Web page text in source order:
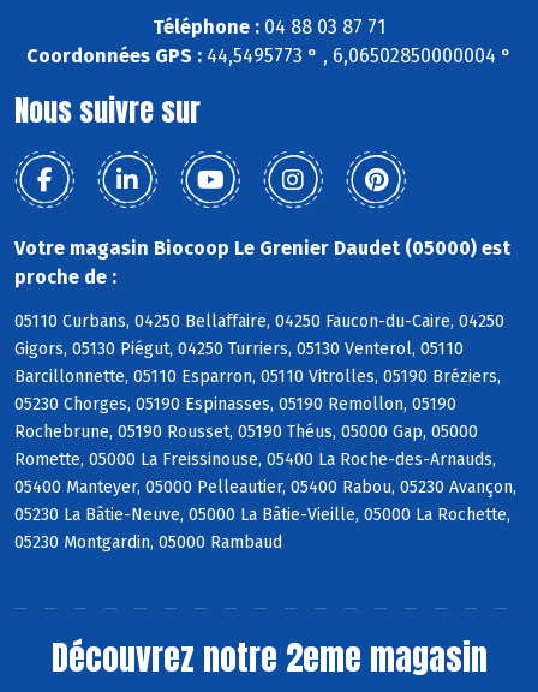
Téléphone : 04 88 03 87 71
Coordonnées GPS : 44,5495773 ° , 6,06502850000004 °
Nous suivre sur
Votre magasin Biocoop Le Grenier Daudet (05000) est
proche de :
05110 Curbans, 04250 Bellaffaire, 04250 Faucon-du-Caire, 04250
Gigors, 05130 Piégut, 04250 Turriers, 05130 Venterol, 05110
Barcillonnette, 05110 Esparron, 05110 Vitrolles, 05190 Bréziers,
05230 Chorges, 05190 Espinasses, 05190 Remollon, 05190
Rochebrune, 05190 Rousset, 05190 Théus, 05000 Gap, 05000
Romette, 05000 La Freissinouse, 05400 La Roche-des-Arnauds,
05400 Manteyer, 05000 Pelleautier, 05400 Rabou, 05230 Avançon,
05230 La Bâtie-Neuve, 05000 La Bâtie-Vieille, 05000 La Rochette,
05230 Montgardin, 05000 Rambaud
Découvrez notre 2eme magasin